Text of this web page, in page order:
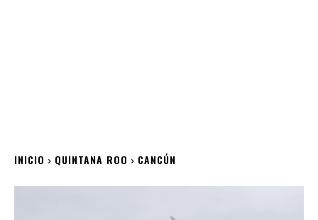
INICIO QUINTANA ROO CANCÚN